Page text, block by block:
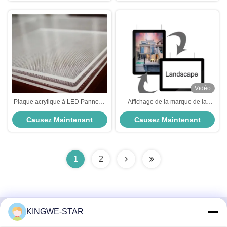
Plaque acrylique à LED Panneau
de rétroéclairage PMMA Plaque
de panneau de lumière de
guidage
Causez Maintenant
Vidéo
Affichage de la marque de la
fenêtre immobilière KWS-BD-A4
boîte lumineuse LED acrylique
rétroéclairée
Causez Maintenant
1 2
Contactez rapidement
KINGWE-STAR